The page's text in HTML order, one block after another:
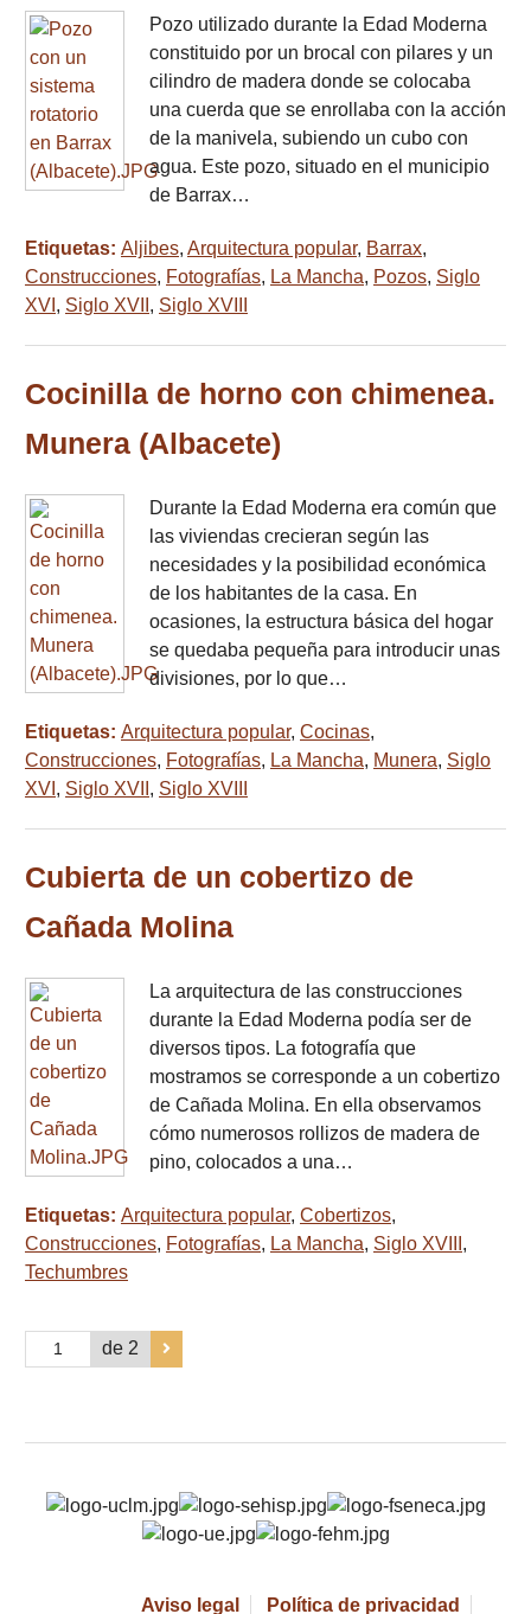
Pozo utilizado durante la Edad Moderna
constituido por un brocal con pilares y un
cilindro de madera donde se colocaba
una cuerda que se enrollaba con la acción
de la manivela, subiendo un cubo con
agua. Este pozo, situado en el municipio
de Barrax…
Etiquetas: Aljibes, Arquitectura popular, Barrax,
Construcciones, Fotografías, La Mancha, Pozos, Siglo
XVI , Siglo XVII , Siglo XVIII
Cocinilla de horno con chimenea.
Munera (Albacete)
Durante la Edad Moderna era común que
las viviendas crecieran según las
necesidades y la posibilidad económica
de los habitantes de la casa. En
ocasiones, la estructura básica del hogar
se quedaba pequeña para introducir unas
divisiones, por lo que…
Etiquetas: Arquitectura popular, Cocinas,
Construcciones, Fotografías, La Mancha, Munera, Siglo
XVI , Siglo XVII , Siglo XVIII
Cubierta de un cobertizo de
Cañada Molina
La arquitectura de las construcciones
durante la Edad Moderna podía ser de
diversos tipos. La fotografía que
mostramos se corresponde a un cobertizo
de Cañada Molina. En ella observamos
cómo numerosos rollizos de madera de
pino, colocados a una…
Etiquetas: Arquitectura popular, Cobertizos,
Construcciones, Fotografías, La Mancha, Siglo XVIII ,
Techumbres
de 2
Aviso legal Política de privacidad